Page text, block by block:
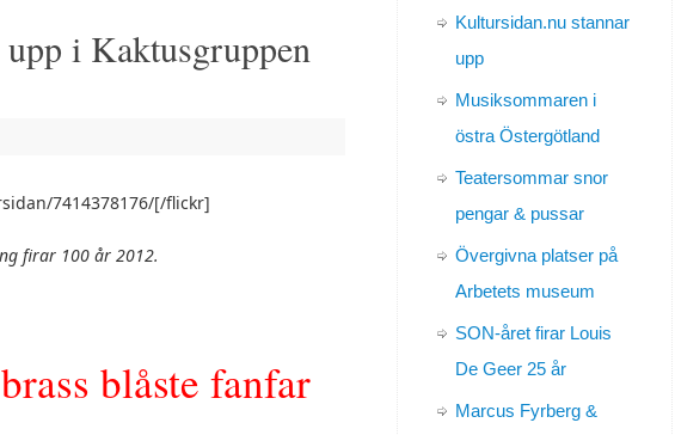
i Kaktusgruppen
7414378176/[/flickr]
firar 100 år 2012.
blåste fanfar
Kultursidan.nu stannar
upp
Musiksommaren i
östra Östergötland
Teatersommar snor
pengar & pussar
Övergivna platser på
Arbetets museum
SON-året firar Louis
De Geer 25 år
Marcus Fyrberg &